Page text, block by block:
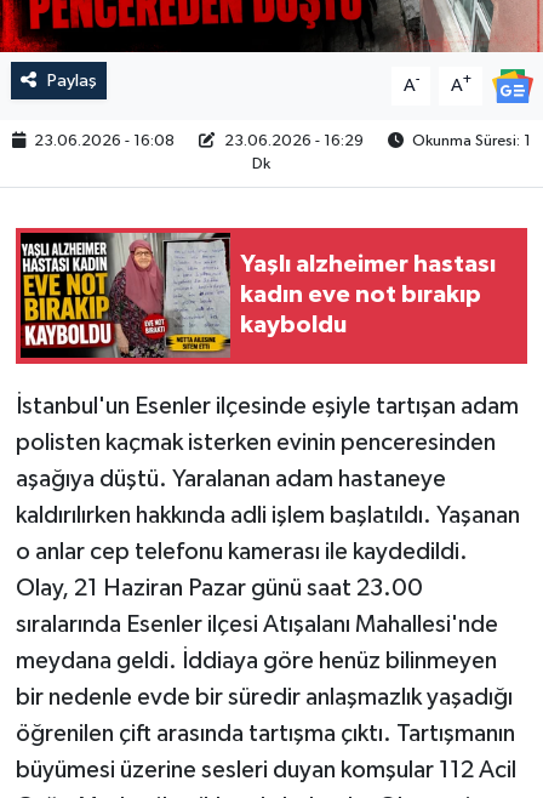
Paylaş A- A+
23.06.2026 - 16:08 23.06.2026 - 16:29
Okunma Süresi: 1
Dk
Yaşlı alzheimer hastası
kadın eve not bırakıp
kayboldu
İstanbul'un Esenler ilçesinde eşiyle tartışan adam
polisten kaçmak isterken evinin penceresinden
aşağıya düştü. Yaralanan adam hastaneye
kaldırılırken hakkında adli işlem başlatıldı. Yaşanan
o anlar cep telefonu kamerası ile kaydedildi.
Olay, 21 Haziran Pazar günü saat 23.00
sıralarında Esenler ilçesi Atışalanı Mahallesi'nde
meydana geldi. İddiaya göre henüz bilinmeyen
bir nedenle evde bir süredir anlaşmazlık yaşadığı
öğrenilen çift arasında tartışma çıktı. Tartışmanın
büyümesi üzerine sesleri duyan komşular 112 Acil